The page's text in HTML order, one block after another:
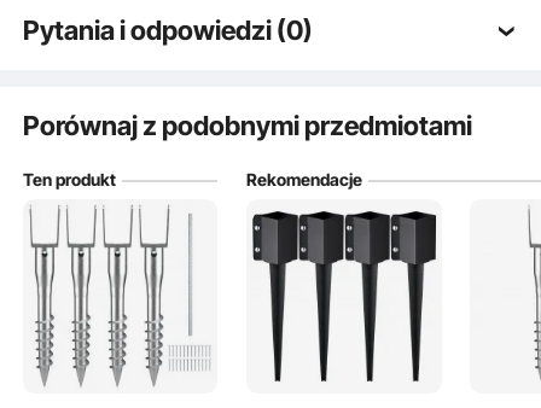
Pytania i odpowiedzi (0)
Czy produkt jest trwały? ...
Zadaj pierwsze pytanie
Porównaj z podobnymi przedmiotami
Ten produkt Rekomendacje